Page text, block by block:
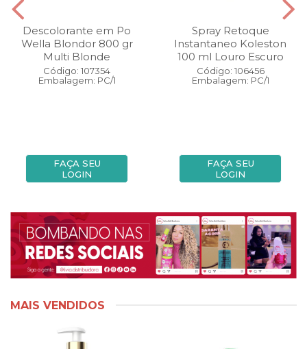
Descolorante em Po
Wella Blondor 800 gr
Multi Blonde
Código: 107354
Embalagem: PC/1
FAÇA SEU
LOGIN
Spray Retoque
Instantaneo Koleston
100 ml Louro Escuro
Código: 106456
Embalagem: PC/1
FAÇA SEU
LOGIN
MAIS VENDIDOS